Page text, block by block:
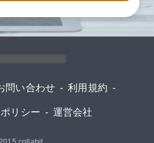
問い合わせ - 利用規約 -
リシー - 運営会社